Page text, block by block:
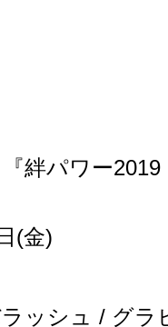
絆パワー2019
(金)
ッシュ / グラ